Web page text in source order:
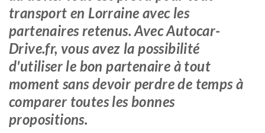
transport en Lorraine avec les
partenaires retenus. Avec Autocar-
Drive.fr, vous avez la possibilité
d'utiliser le bon partenaire à tout
moment sans devoir perdre de temps à
comparer toutes les bonnes
propositions.